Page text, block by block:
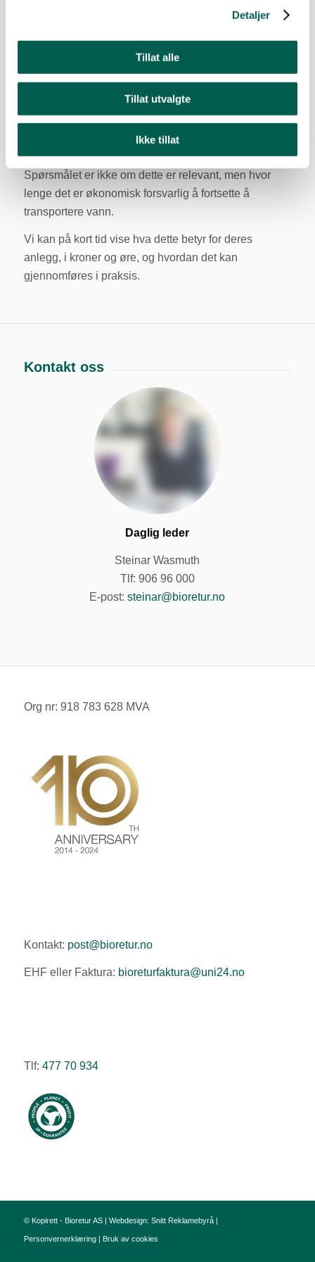
Detaljer
Tillat alle
Tillat utvalgte
Ikke tillat
mest effektive måten å redusere kostnader på er å
Ved å tørke slam til høyt tørrstoffinnhold kan volumet
reduseres med opptil 80–90 prosent, og dermed også
eksponeringen mot et stadig mer uforutsigbart
transportmarked.
Et spørsmål om lønnsom drift
Spørsmålet er ikke om dette er relevant, men hvor
lenge det er økonomisk forsvarlig å fortsette å
transportere vann.
Vi kan på kort tid vise hva dette betyr for deres
anlegg, i kroner og øre, og hvordan det kan
gjennomføres i praksis.
Kontakt oss
Daglig leder
Steinar Wasmuth
Tlf: 906 96 000
E-post:steinar@bioretur.no
Org nr: 918 783 628 MVA
Kontakt: post@bioretur.no
EHF eller Faktura: bioreturfaktura@uni24.no
Tlf: 477 70 934
© Kopirett - Bioretur AS | Webdesign: Snitt Reklamebyrå |
Personvernerklæring| Bruk av cookies